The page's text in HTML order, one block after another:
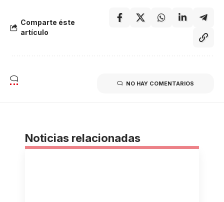
Comparte éste
artículo
NO HAY COMENTARIOS
Noticias relacionadas